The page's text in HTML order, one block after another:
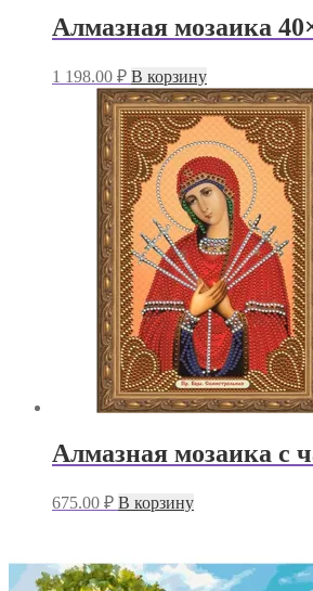
Алмазная мозаика
1 198.00 ₽ В корзину
Алмазная мозаика с
675.00 ₽ В корзину